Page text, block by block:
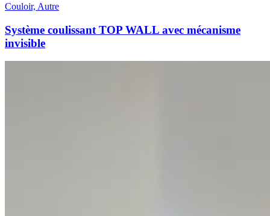
Couloir, Autre
Système coulissant TOP WALL avec mécanisme
invisible